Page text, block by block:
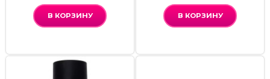
В КОРЗИНУ В КОРЗИНУ